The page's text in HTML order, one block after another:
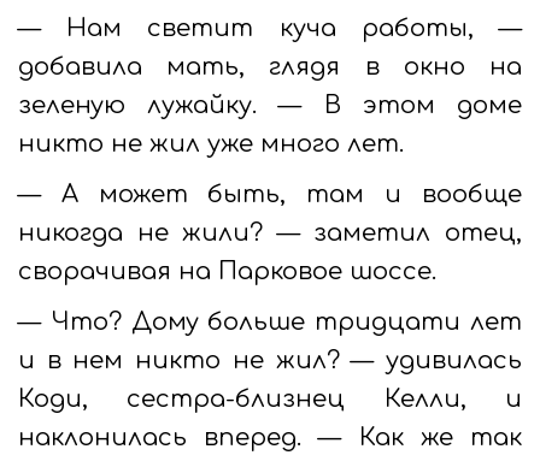
— Нам светит куча работы, —
добавила мать, глядя в окно на
зеленую лужайку. — В этом доме
никто не жил уже много лет.
— А может быть, там и вообще
никогда не жили? — заметил отец,
сворачивая на Парковое шоссе.
— Что? Дому больше тридцати лет
и в нем никто не жил? — удивилась
Коди, сестра-близнец Келли, и
наклонилась вперед. — Как же так